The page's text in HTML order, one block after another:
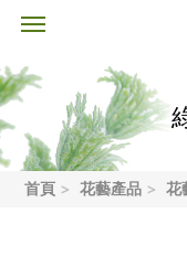
首頁 花藝產品 花